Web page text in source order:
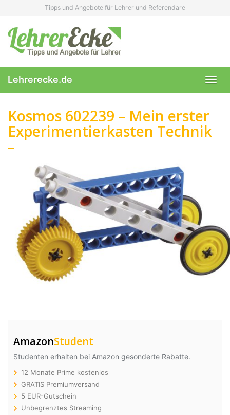
content
Tipps und Angebote für Lehrer und Referendare
Lehrerecke.de
Kosmos 602239 – Mein erster
Experimentierkasten Technik
–
AmazonStudent
Studenten erhalten bei Amazon gesonderte Rabatte.
12 Monate Prime kostenlos
GRATIS Premiumversand
5 EUR-Gutschein
Unbegrenztes Streaming